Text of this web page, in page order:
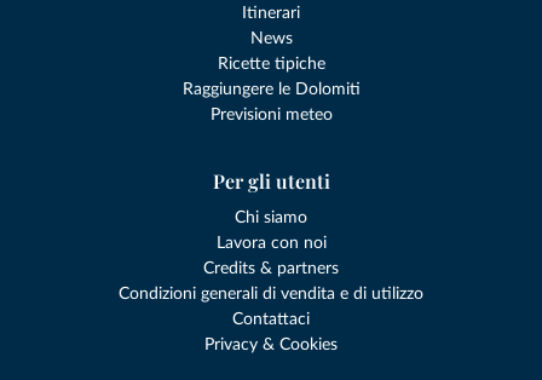
Itinerari
News
Ricette tipiche
Raggiungere le Dolomiti
Previsioni meteo
Per gli utenti
Chi siamo
Lavora con noi
Credits & partners
Condizioni generali di vendita e di utilizzo
Contattaci
Privacy & Cookies